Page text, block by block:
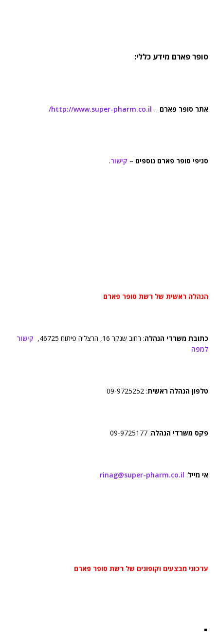
סופר פארם מידע כללי:
אתר סופר פארם –
http://www.super-pharm.co.il/
סניפי סופר פארם נוספים – קישור.
הנהלה ראשית של רשת סופר פארם
כתובת משרדי הנהלה: רחוב שנקר 16, הרצליה פיתוח 46725,
קישור
למפה
טלפון הנהלה ראשית: 09-9725252
פקס משרדי הנהלה: 09-9725177
אי מייל:
rinag@super-pharm.co.il
עדכוני מבצעים וקופונים של רשת סופר פארם